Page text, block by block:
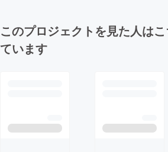
このプロジェクトを見た人は
ています